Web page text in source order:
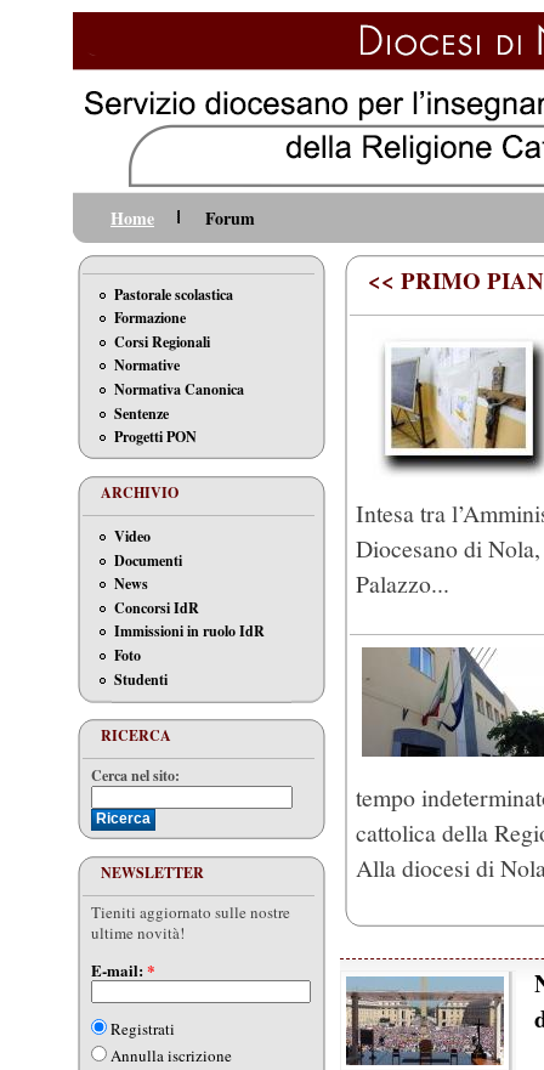
Home Forum
Pastorale scolastica
Formazione
Corsi Regionali
Normative
Normativa Canonica
Sentenze
Progetti PON
ARCHIVIO
Video
Documenti
News
Concorsi IdR
Immissioni in ruolo IdR
Foto
Studenti
RICERCA
Cerca nel sito:
NEWSLETTER
Tieniti aggiornato sulle nostre
ultime novità!
E-mail: *
Registrati
Annulla iscrizione
<< PRIMO
Intesa tra
Diocesano di
Palazzo...
tempo
cattolica della
Alla diocesi di